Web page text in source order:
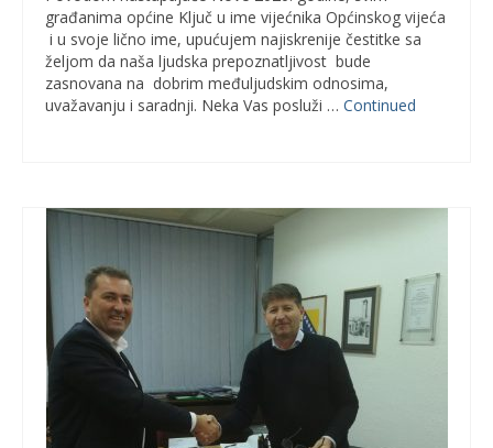
građanima općine Ključ u ime vijećnika Općinskog vijeća
i u svoje lično ime, upućujem najiskrenije čestitke sa
željom da naša ljudska prepoznatljivost bude
zasnovana na dobrim međuljudskim odnosima,
uvažavanju i saradnji. Neka Vas posluži … Continued